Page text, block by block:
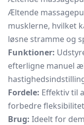
Æltende
musklerne, hvilket
løsne stramme og
Funktioner:
efterligne manuel
Fordele: Effektiv til
forbedre
Brug: Ideelt for